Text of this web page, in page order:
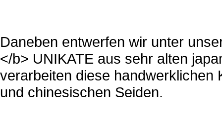
Daneben entwerfen wir unter
</b> UNIKATE aus sehr alten
verarbeiten diese handwerklichen
und chinesischen Seiden.